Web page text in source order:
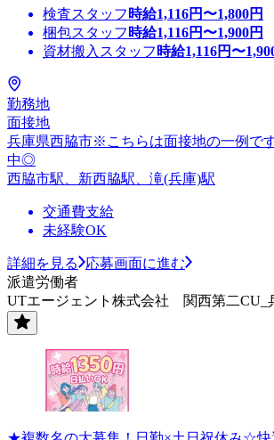
検査スタッフ 時給1,116円〜1,800円
梱包スタッフ 時給1,116円〜1,900円
資材搬入スタッフ 時給1,116円〜
勤務地
面接地
兵庫県西脇市※こちらは面接地の一例で
中◎
西脇市駅、新西脇駅、滝(兵庫)駅
交通費支給
未経験OK
詳細を見る
応募画面に進む
派遣労働者
UTエージェント株式会社 関西第二CU_